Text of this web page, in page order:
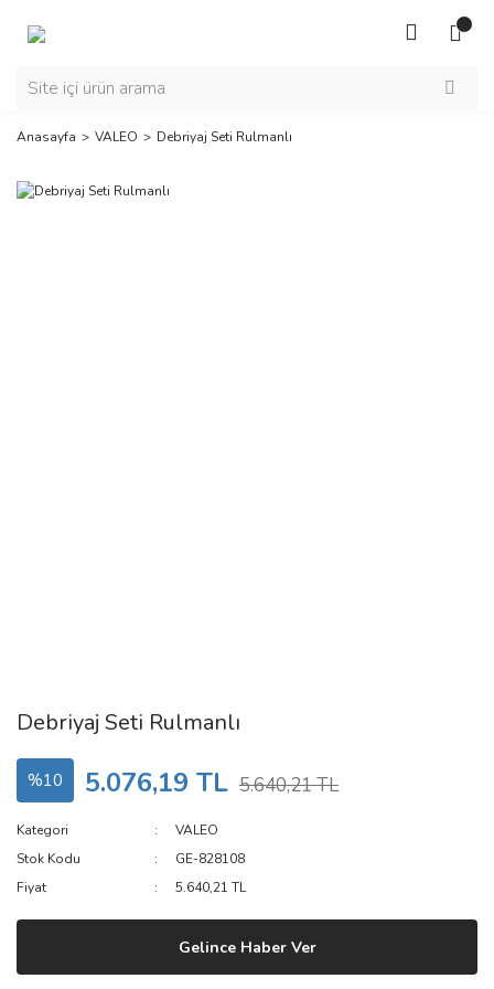
Anasayfa VALEO Debriyaj Seti Rulmanlı
Debriyaj Seti Rulmanlı
%10 5.076,19 TL 5.640,21 TL
Kategori
VALEO
Stok Kodu
GE-828108
Fiyat
5.640,21 TL
Gelince Haber Ver